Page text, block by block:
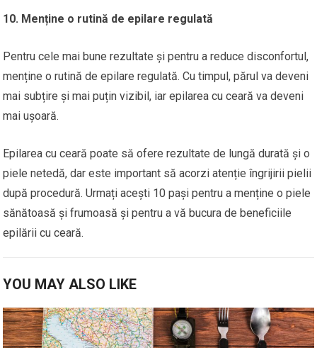
10. Menține o rutină de epilare regulată
Pentru cele mai bune rezultate și pentru a reduce disconfortul,
menține o rutină de epilare regulată. Cu timpul, părul va deveni
mai subțire și mai puțin vizibil, iar epilarea cu ceară va deveni
mai ușoară.
Epilarea cu ceară poate să ofere rezultate de lungă durată și o
piele netedă, dar este important să acorzi atenție îngrijirii pielii
după procedură. Urmați acești 10 pași pentru a menține o piele
sănătoasă și frumoasă și pentru a vă bucura de beneficiile
epilării cu ceară.
YOU MAY ALSO LIKE